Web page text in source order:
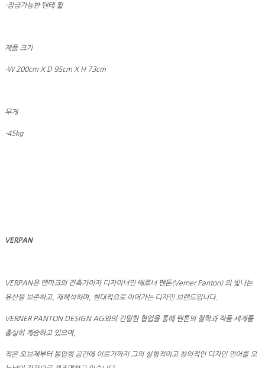
-잠금가능한 텐테 휠
제품 크기
-W 200cm X D 95cm X H 73cm
무게
-45kg
VERPAN
VERPAN은 덴마크의 건축가이자 디자이너인 베르너 팬톤(Verner Panton) 의 빛나는
유산을 보존하고, 재해석하며, 현대적으로 이어가는 디자인 브랜드입니다.
VERNER PANTON DESIGN AG와의 긴밀한 협업을 통해 팬톤의 철학과 작품 세계를
충실히 계승하고 있으며,
작은 오브제부터 몰입형 공간에 이르기까지 그의 실험적이고 창의적인 디자인 언어를 오